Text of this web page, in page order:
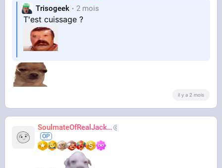
Trisogeek 2 mois
T'est cuissage ?
il y a 2 mois
SoulmateOfRealJackie